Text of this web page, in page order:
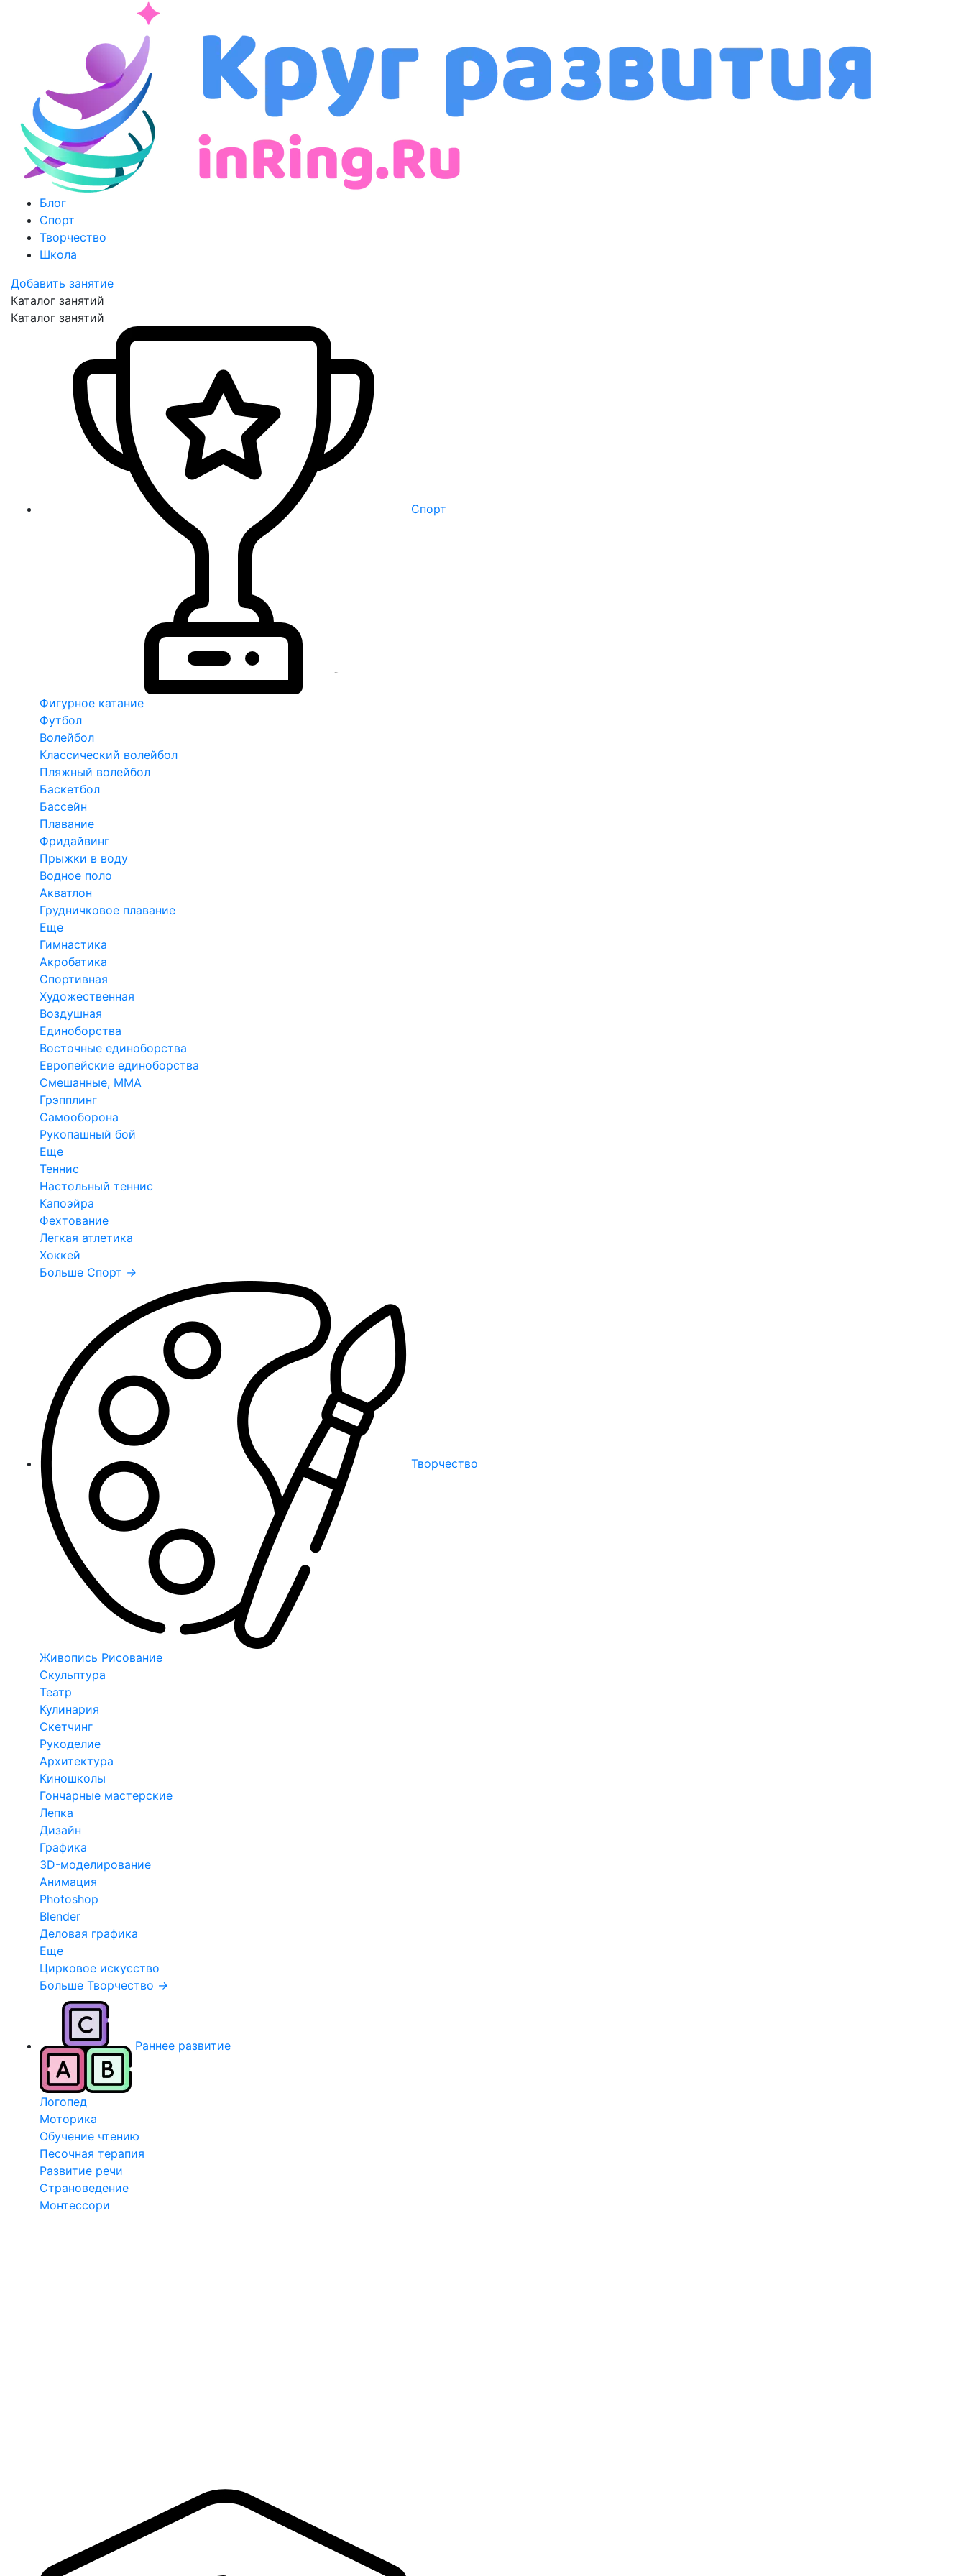
Блог
Спорт
Творчество
Школа
Добавить занятие
Каталог занятий
Каталог занятий
Спорт
Фигурное катание
Футбол
Волейбол
Классический волейбол
Пляжный волейбол
Баскетбол
Бассейн
Плавание
Фридайвинг
Прыжки в воду
Водное поло
Акватлон
Грудничковое плавание
Еще
Гимнастика
Акробатика
Спортивная
Художественная
Воздушная
Единоборства
Восточные единоборства
Европейские единоборства
Смешанные, ММА
Грэпплинг
Самооборона
Рукопашный бой
Еще
Теннис
Настольный теннис
Капоэйра
Фехтование
Легкая атлетика
Хоккей
Больше Спорт →
Творчество
Живопись Рисование
Скульптура
Театр
Кулинария
Скетчинг
Рукоделие
Архитектура
Киношколы
Гончарные мастерские
Лепка
Дизайн
Графика
3D-моделирование
Анимация
Photoshop
Blender
Деловая графика
Еще
Цирковое искусство
Больше Творчество →
Раннее развитие
Логопед
Моторика
Обучение чтению
Песочная терапия
Развитие речи
Страноведение
Монтессори